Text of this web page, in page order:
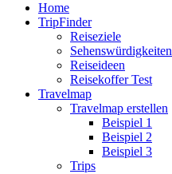
Home
TripFinder
Reiseziele
Sehenswürdigkeiten
Reiseideen
Reisekoffer Test
Travelmap
Travelmap erstellen
Beispiel 1
Beispiel 2
Beispiel 3
Trips